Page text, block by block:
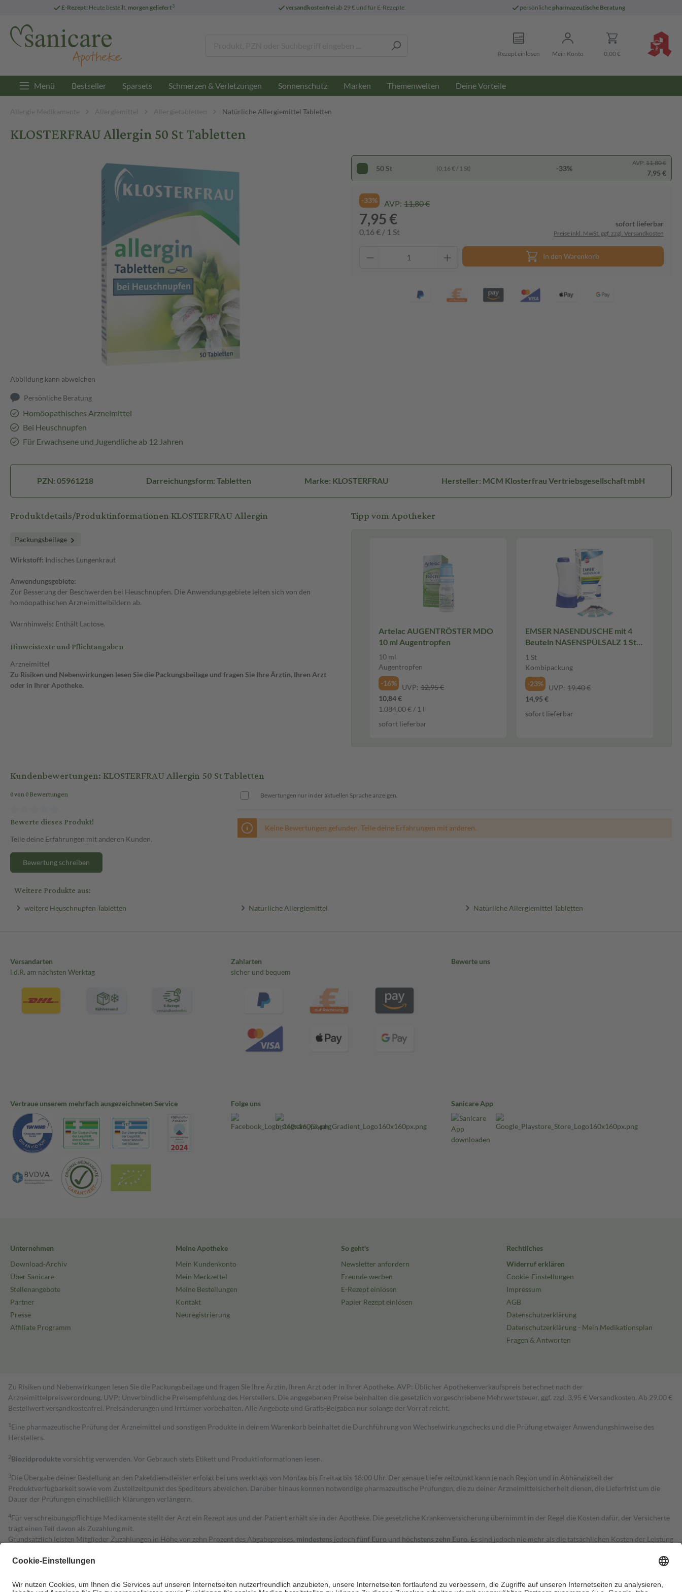
E-Rezept: Heute bestellt, morgen geliefert3 versandkostenfreiab 29 € und für E-Rezepte persönliche pharmazeutische Beratung
Rezept einlösen Mein Konto 0,00 €
Menü Bestseller Sparsets Schmerzen & Verletzungen Sonnenschutz Marken Themenwelten Deine Vorteile
Allergie Medikamente Allergiemittel Allergietabletten Natürliche Allergiemittel Tabletten
KLOSTERFRAU Allergin 50 St Tabletten
Abbildung kann abweichen
Persönliche Beratung
Homöopathisches Arzneimittel
Bei Heuschnupfen
Für Erwachsene und Jugendliche ab 12 Jahren
50 St (0,16 € / 1 St) -33%
AVP: 11,80 €
7,95 €
-33% AVP: 11,80 €
7,95 €
0,16 € / 1 St
sofort lieferbar
Preise inkl. MwSt. ggf. zzgl. Versandkosten
In den Warenkorb
PZN: 05961218 Darreichungsform: Tabletten Marke: KLOSTERFRAU Hersteller: MCM Klosterfrau Vertriebsgesellschaft mbH
Produktdetails/Produktinformationen KLOSTERFRAU Allergin
Packungsbeilage
Wirkstoff: Indisches Lungenkraut
Anwendungsgebiete:
Zur Besserung der Beschwerden bei Heuschnupfen. Die Anwendungsgebiete leiten sich von den
homöopathischen Arzneimittelbildern ab.
Warnhinweis: Enthält Lactose.
Hinweistexte und Pflichtangaben
Arzneimittel
Zu Risiken und Nebenwirkungen lesen Sie die Packungsbeilage und fragen Sie Ihre Ärztin, Ihren Arzt
oder in Ihrer Apotheke.
Tipp vom Apotheker
Artelac AUGENTRÖSTER MDO
10 ml Augentropfen
10 ml
Augentropfen
-16%
UVP: 12,95 €
10,84 €
1.084,00 € / 1 l
sofort lieferbar
EMSER NASENDUSCHE mit 4
Beuteln NASENSPÜLSALZ 1 St
Kombipackung
1 St
Kombipackung
-23%
UVP: 19,40 €
14,95 €
sofort lieferbar
Kundenbewertungen: KLOSTERFRAU Allergin 50 St Tabletten
0 von 0 Bewertungen
Bewerte dieses Produkt!
Teile deine Erfahrungen mit anderen Kunden.
Bewertung schreiben
Bewertungen nur in der aktuellen Sprache anzeigen.
Keine Bewertungen gefunden. Teile deine Erfahrungen mit anderen.
Weitere Produkte aus:
weitere Heuschnupfen Tabletten Natürliche Allergiemittel Natürliche Allergiemittel Tabletten
Versandarten
i.d.R. am nächsten Werktag
Zahlarten
sicher und bequem
Bewerte uns
Vertraue unserem mehrfach ausgezeichneten Service Folge uns Sanicare App
Unternehmen
Download-Archiv
Über Sanicare
Stellenangebote
Partner
Presse
Affiliate Programm
Meine Apotheke
Mein Kundenkonto
Mein Merkzettel
Meine Bestellungen
Kontakt
Neuregistrierung
So geht's
Newsletter anfordern
Freunde werben
E-Rezept einlösen
Papier Rezept einlösen
Rechtliches
Widerruf erklären
Cookie-Einstellungen
Impressum
AGB
Datenschutzerklärung
Datenschutzerklärung - Mein Medikationsplan
Fragen & Antworten
Zu Risiken und Nebenwirkungen lesen Sie die Packungsbeilage und fragen Sie Ihre Ärztin, Ihren Arzt oder in Ihrer Apotheke. AVP: Üblicher Apothekenverkaufspreis berechnet nach der
Arzneimittelpreisverordnung. UVP: Unverbindliche Preisempfehlung des Herstellers. Die angegebenen Preise beinhalten die gesetzlich vorgeschriebene Mehrwertsteuer, ggf. zzgl. 3,95 € Versandkosten. Ab 29,00 €
Bestell­wert versand­kosten­frei. Preisänderungen und Irrtümer vorbehalten. Alle Angebote und Gratis-Beigaben nur solange der Vorrat reicht.
1 Eine pharmazeutische Prüfung der Arzneimittel und sonstigen Produkte in deinem Warenkorb beinhaltet die Durchführung von Wechselwirkungschecks und die Prüfung etwaiger Anwendungshinweise des
Herstellers.
2Biozidproduktevorsichtig verwenden. Vor Gebrauch stets Etikett und Produktinformationen lesen.
3Die Übergabe deiner Bestellung an den Paketdienstleister erfolgt bei uns werktags von Montag bis Freitag bis 18:00 Uhr. Der genaue Lieferzeitpunkt kann je nach Region und in Abhängigkeit der
Produktverfügbarkeit sowie vom Zustellzeitpunkt des Spediteurs abweichen. Darüber hinaus können notwendige pharmazeutische Prüfungen, die zu deiner Arzneimittelsicherheit dienen, die Lieferfrist um die
Dauer der Prüfungen einschließlich Klärungen verlängern.
4Für verschreibungspflichtige Medikamente stellt der Arzt ein Rezept aus und der Patient erhält sie in der Apotheke. Die gesetzliche Krankenversicherung übernimmt in der Regel die Kosten dafür, der Versicherte
trägt einen Teil davon als Zuzahlung mit.
Grundsätzlich leisten Mitglieder Zuzahlungen in Höhe von zehn Prozent des Abgabepreises, mindestens jedoch fünf Euro und höchstens zehn Euro. Es sind jedoch nie mehr als die tatsächlichen Kosten der Leistung
Diese Regeln gelten grundsätzlich auch für Online-Apotheken.
Um das Engagement der Versicherten für ihre eigene Gesundheit zu stärken und die besondere Stellung der Familie zu unterstützen, fallenkeine Zuzahlungen an bei: